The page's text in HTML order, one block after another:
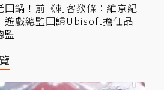
回鍋！前《刺客教條：維京紀
遊戲總監回歸Ubisoft擔任品
監